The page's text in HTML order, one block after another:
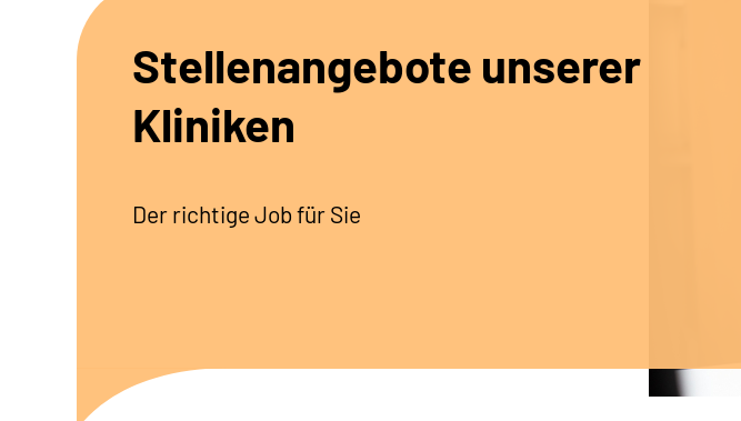
Stellenangebote unserer
Kliniken
Der richtige Job für Sie